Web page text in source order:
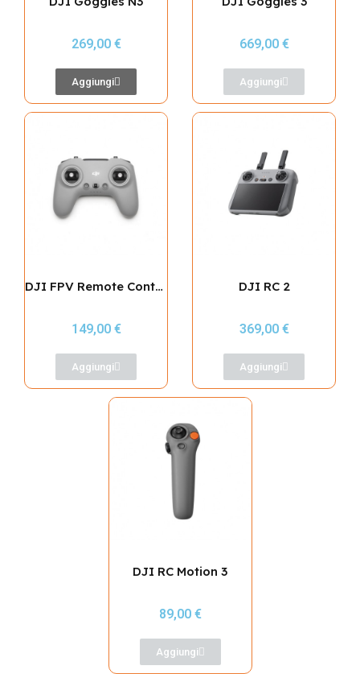
269,00 €
Aggiungi
669,00 €
Aggiungi
DJI FPV Remote Controller 3
149,00 €
Aggiungi
DJI RC 2
369,00 €
Aggiungi
DJI RC Motion 3
89,00 €
Aggiungi